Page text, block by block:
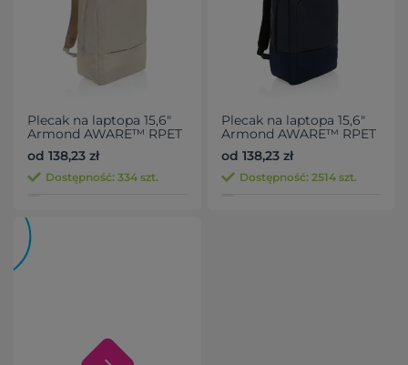
Plecak na laptopa 15,6"
Armond AWARE™ RPET
od 138,23 zł
Dostępność: 334 szt.
Plecak na laptopa 15,6"
Armond AWARE™ RPET
od 138,23 zł
Dostępność: 2514 szt.